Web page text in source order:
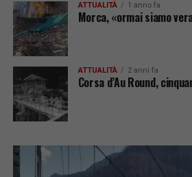
ATTUALITÀ 1 anno fa
Morca, «ormai siamo
ATTUALITÀ 2 anni fa
Corsa d’Au Round,